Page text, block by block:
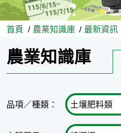
首頁 農業知識庫 最新資訊
農業知識庫
品項／種類：